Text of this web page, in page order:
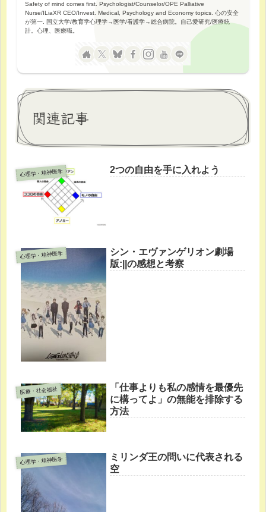
Safety of mind comes first. Psychologist/Counselor/OPE Palliative
Nurse/ILiaXR CEO/Invest. Medical, Psychology and Economy topics. 心の安全
が第一. 国立大学/教育学心理学→医学/看護学→総合病院。自己愛研究/医療統
計。心理、医療職。
関連記事
心理学・精神医学 2つの自由を手に入れよう
心理学・精神医学
シン・エヴァンゲリオン劇場
版:||の感想と考察
医療・社会福祉
「仕事よりも私の感情を最優先
に構ってよ」の無能を排除する
方法
心理学・精神医学
ミリンダ王の問いに代表される
空